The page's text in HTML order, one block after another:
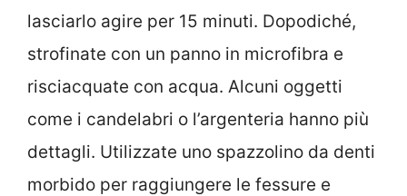
lasciarlo agire per 15 minuti. Dopodiché,
strofinate con un panno in microfibra e
risciacquate con acqua. Alcuni oggetti
come i candelabri o l’argenteria hanno più
dettagli. Utilizzate uno spazzolino da denti
morbido per raggiungere le fessure e